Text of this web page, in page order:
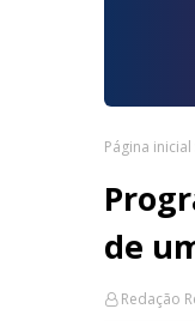
Página inicial
de
Redação